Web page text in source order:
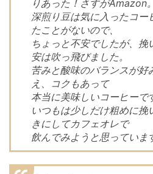
りあった！さすがAmazon。
深煎り豆は気に入ったコー
たことがないので、
ちょっと不安でしたが、挽
安は吹っ飛びました。
苦みと酸味のバランスが好
え、コクもあって
本当に美味しいコーヒーで
いつもは少しだけ粗めに挽
きにしてカフェオレで
飲んでみようと思っていま